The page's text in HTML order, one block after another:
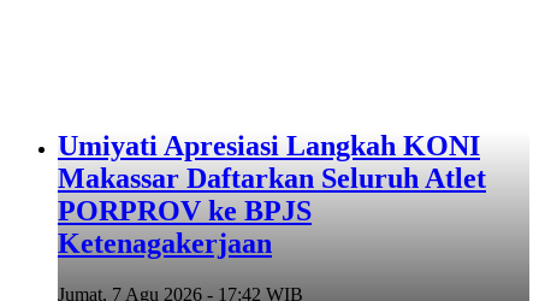
Umiyati Apresiasi Langkah KONI
Makassar Daftarkan Seluruh Atlet
PORPROV ke BPJS
Ketenagakerjaan
Jumat, 7 Agu 2026 - 17:42 WIB